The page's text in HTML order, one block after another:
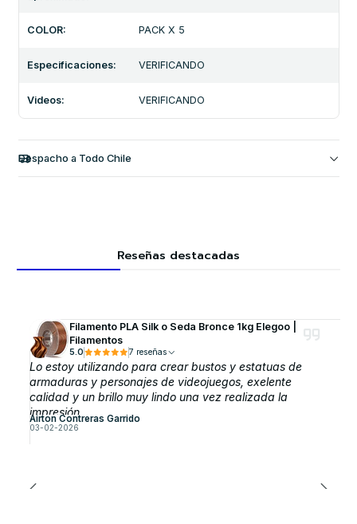
COLOR: PACK X 5
Especificaciones: VERIFICANDO
Videos: VERIFICANDO
Despacho a Todo Chile
Reseñas destacadas
Filamento PLA Silk o Seda Bronce 1kg Elegoo |
Filamentos
5.0 7 reseñas
Lo estoy utilizando para crear bustos y estatuas de
armaduras y personajes de videojuegos, exelente
calidad y un brillo muy lindo una vez realizada la
impresión
Airton Contreras Garrido
03-02-2026